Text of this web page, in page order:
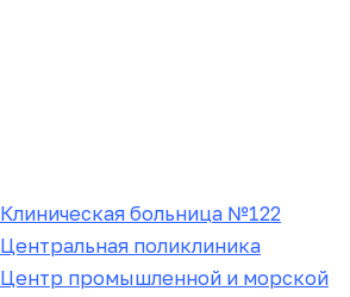
Клиническая больница №122
Центральная поликлиника
Центр промышленной и морской